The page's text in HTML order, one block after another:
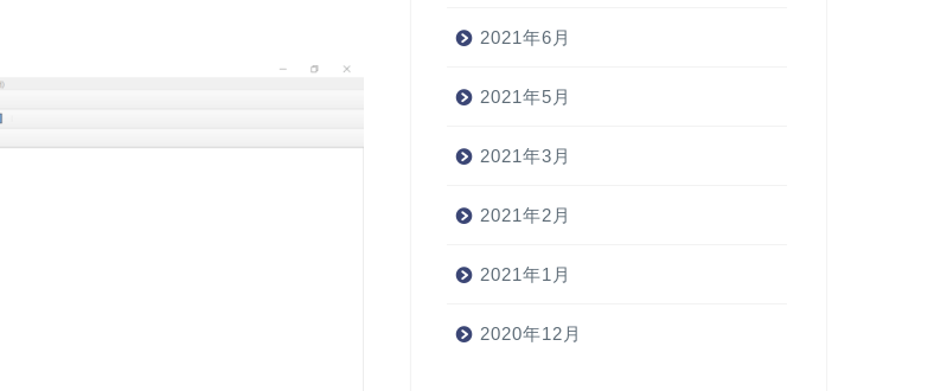
2021年6月
2021年5月
2021年3月
2021年2月
2021年1月
2020年12月